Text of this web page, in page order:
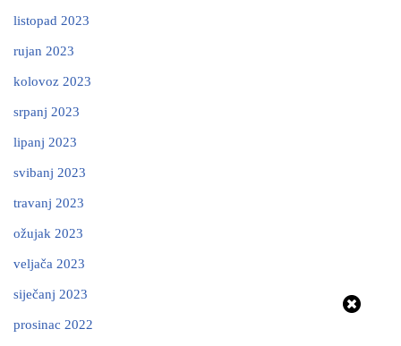
listopad 2023
rujan 2023
kolovoz 2023
srpanj 2023
lipanj 2023
svibanj 2023
travanj 2023
ožujak 2023
veljača 2023
siječanj 2023
prosinac 2022